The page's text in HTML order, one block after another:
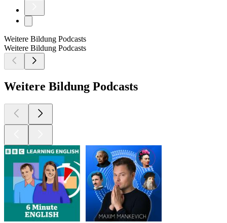
Weitere Bildung Podcasts
Weitere Bildung Podcasts
Weitere Bildung Podcasts